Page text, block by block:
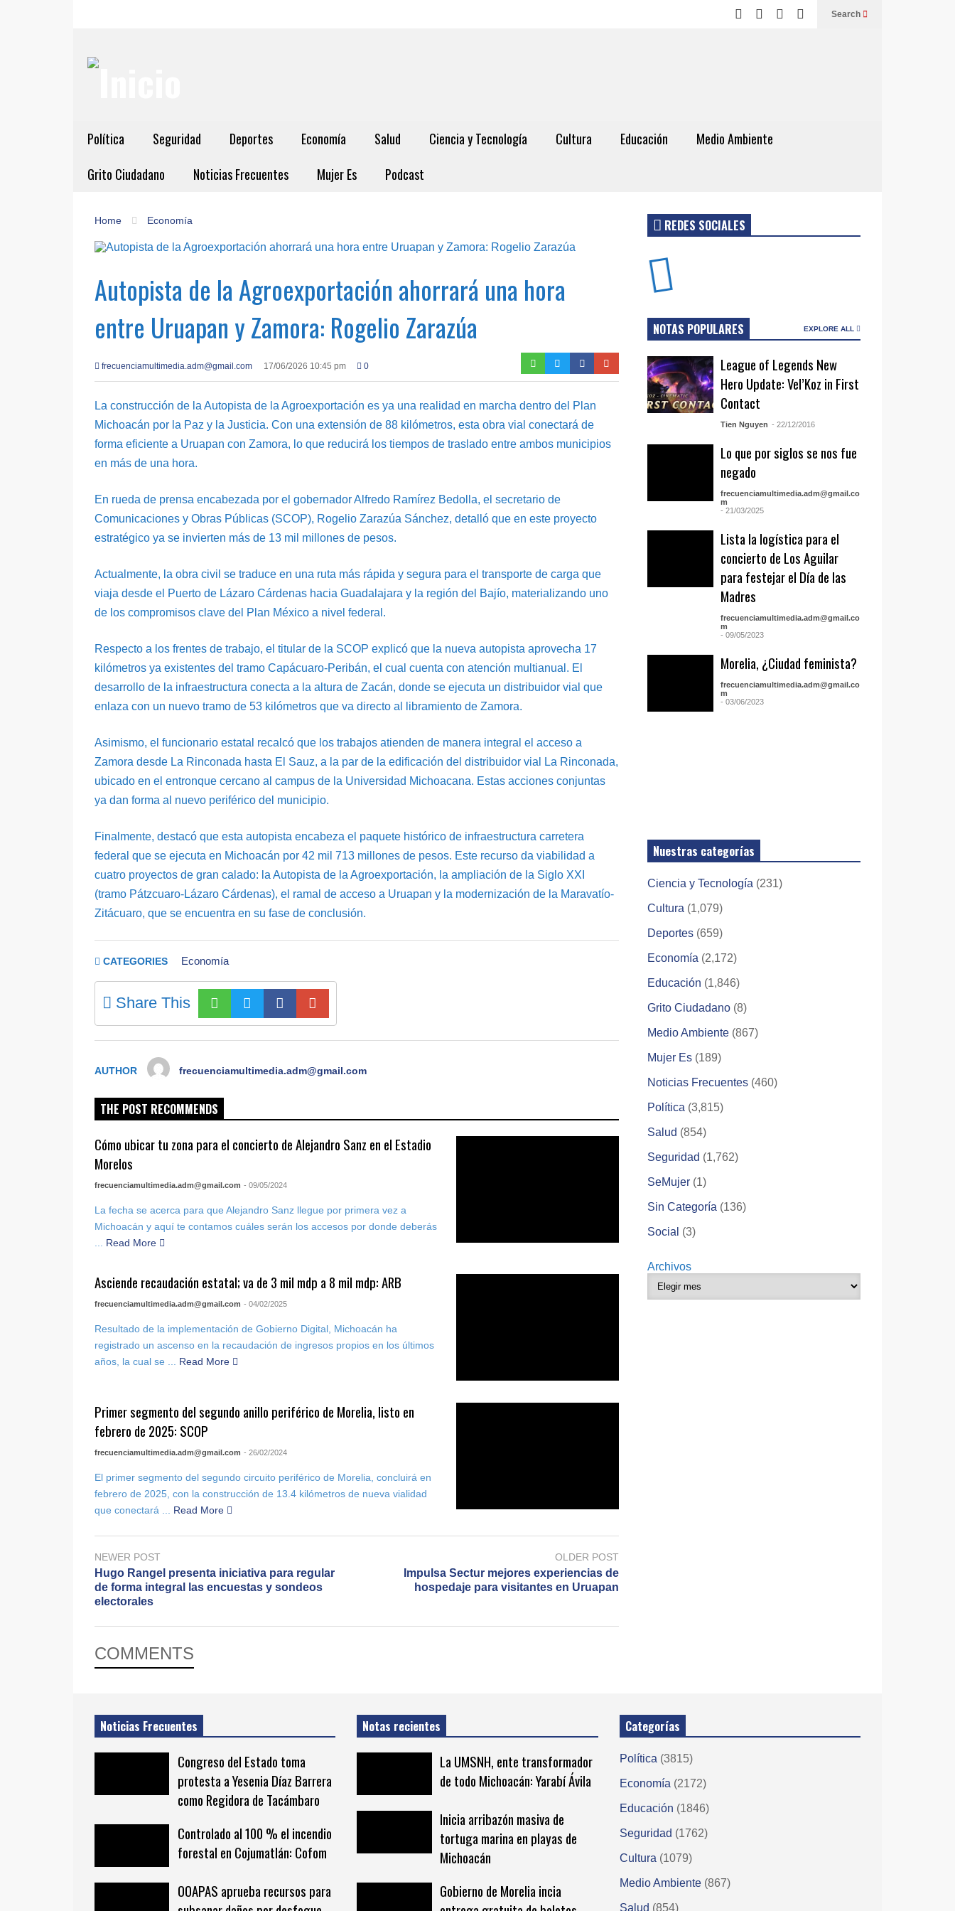
Search
Política Seguridad Deportes Economía Salud Ciencia y Tecnología Cultura Educación
Medio Ambiente
Grito Ciudadano
Noticias Frecuentes Mujer Es Podcast
Home Economía
Autopista de la Agroexportación ahorrará una hora
entre Uruapan y Zamora: Rogelio Zarazúa
frecuenciamultimedia.adm@gmail.com 17/06/2026 10:45 pm 0
La construcción de la Autopista de la Agroexportación es ya una realidad en marcha dentro del Plan
Michoacán por la Paz y la Justicia. Con una extensión de 88 kilómetros, esta obra vial conectará de
forma eficiente a Uruapan con Zamora, lo que reducirá los tiempos de traslado entre ambos municipios
en más de una hora.
En rueda de prensa encabezada por el gobernador Alfredo Ramírez Bedolla, el secretario de
Comunicaciones y Obras Públicas (SCOP), Rogelio Zarazúa Sánchez, detalló que en este proyecto
estratégico ya se invierten más de 13 mil millones de pesos.
Actualmente, la obra civil se traduce en una ruta más rápida y segura para el transporte de carga que
viaja desde el Puerto de Lázaro Cárdenas hacia Guadalajara y la región del Bajío, materializando uno
de los compromisos clave del Plan México a nivel federal.
Respecto a los frentes de trabajo, el titular de la SCOP explicó que la nueva autopista aprovecha 17
kilómetros ya existentes del tramo Capácuaro-Peribán, el cual cuenta con atención multianual. El
desarrollo de la infraestructura conecta a la altura de Zacán, donde se ejecuta un distribuidor vial que
enlaza con un nuevo tramo de 53 kilómetros que va directo al libramiento de Zamora.
Asimismo, el funcionario estatal recalcó que los trabajos atienden de manera integral el acceso a
Zamora desde La Rinconada hasta El Sauz, a la par de la edificación del distribuidor vial La Rinconada,
ubicado en el entronque cercano al campus de la Universidad Michoacana. Estas acciones conjuntas
ya dan forma al nuevo periférico del municipio.
Finalmente, destacó que esta autopista encabeza el paquete histórico de infraestructura carretera
federal que se ejecuta en Michoacán por 42 mil 713 millones de pesos. Este recurso da viabilidad a
cuatro proyectos de gran calado: la Autopista de la Agroexportación, la ampliación de la Siglo XXI
(tramo Pátzcuaro-Lázaro Cárdenas), el ramal de acceso a Uruapan y la modernización de la Maravatío-
Zitácuaro, que se encuentra en su fase de conclusión.
CATEGORIES Economía
Share This
AUTHOR frecuenciamultimedia.adm@gmail.com
THE POST RECOMMENDS
Cómo ubicar tu zona para el concierto de Alejandro Sanz en el Estadio
Morelos
frecuenciamultimedia.adm@gmail.com - 09/05/2024
La fecha se acerca para que Alejandro Sanz llegue por primera vez a
Michoacán y aquí te contamos cuáles serán los accesos por donde deberás
Read More
Asciende recaudación estatal; va de 3 mil mdp a 8 mil mdp: ARB
frecuenciamultimedia.adm@gmail.com - 04/02/2025
Resultado de la implementación de Gobierno Digital, Michoacán ha
registrado un ascenso en la recaudación de ingresos propios en los últimos
años, la cual se ... Read More
Primer segmento del segundo anillo periférico de Morelia, listo en
febrero de 2025: SCOP
frecuenciamultimedia.adm@gmail.com - 26/02/2024
El primer segmento del segundo circuito periférico de Morelia, concluirá en
febrero de 2025, con la construcción de 13.4 kilómetros de nueva vialidad
que conectará ...
Read More
NEWER POST
Hugo Rangel presenta iniciativa para regular
de forma integral las encuestas y sondeos
electorales
OLDER POST
Impulsa Sectur mejores experiencias de
hospedaje para visitantes en Uruapan
COMMENTS
REDES SOCIALES
NOTAS POPULARES EXPLORE ALL
League of Legends New
Hero Update: Vel’Koz in First
Contact
Tien Nguyen - 22/12/2016
Lo que por siglos se nos fue
negado
frecuenciamultimedia.adm@gmail.co
m
- 21/03/2025
Lista la logística para el
concierto de Los Aguilar
para festejar el Día de las
Madres
frecuenciamultimedia.adm@gmail.co
m
- 09/05/2023
Morelia, ¿Ciudad feminista?
frecuenciamultimedia.adm@gmail.co
m
- 03/06/2023
Nuestras categorías
Ciencia y Tecnología (231)
Cultura (1,079)
Deportes (659)
Economía (2,172)
Educación (1,846)
Grito Ciudadano (8)
Medio Ambiente (867)
Mujer Es (189)
Noticias Frecuentes (460)
Política (3,815)
Salud (854)
Seguridad (1,762)
SeMujer (1)
Sin Categoría (136)
Social (3)
Archivos
Noticias Frecuentes
Congreso del Estado toma
protesta a Yesenia Díaz Barrera
como Regidora de Tacámbaro
Controlado al 100 % el incendio
forestal en Cojumatlán: Cofom
OOAPAS aprueba recursos para
Notas recientes
La UMSNH, ente transformador
de todo Michoacán: Yarabí Ávila
Inicia arribazón masiva de
tortuga marina en playas de
Michoacán
Gobierno de Morelia incia
Categorías
Política (3815)
Economía (2172)
Educación (1846)
Seguridad (1762)
Cultura (1079)
Medio Ambiente (867)
Salud (854)